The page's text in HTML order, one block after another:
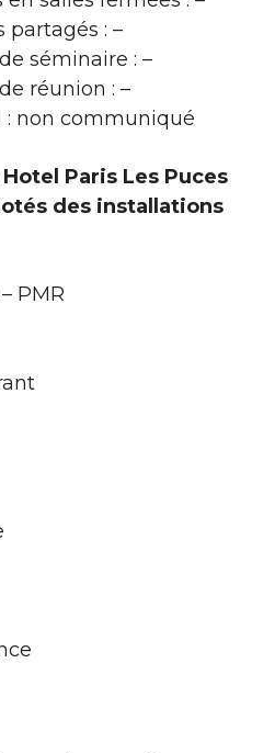
partagés : –
séminaire : –
réunion : –
: non communiqué
Paris Les Puces
des installations
PMR